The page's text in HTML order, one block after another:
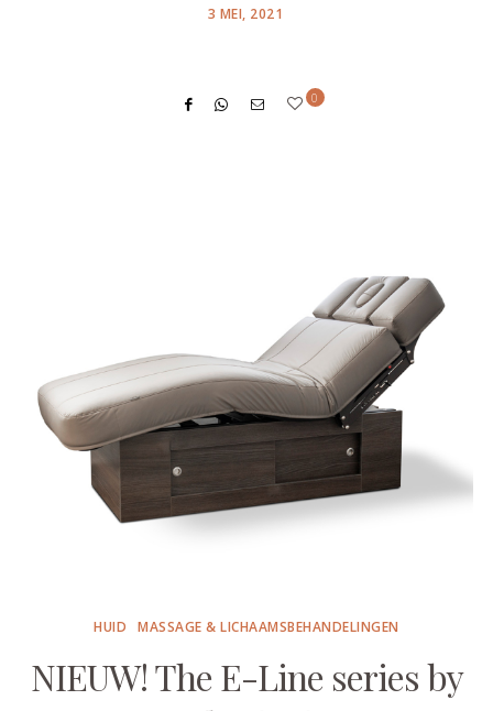
POSTED
3 MEI, 2021
0
HUID MASSAGE & LICHAAMSBEHANDELINGEN
NIEUW! The E-Line series by